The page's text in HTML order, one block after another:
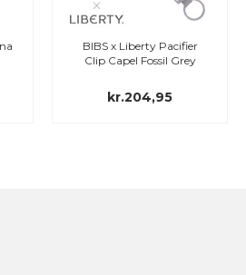
BIBS x Liberty Pacifier
Clip Capel Fossil Grey
kr.204,95